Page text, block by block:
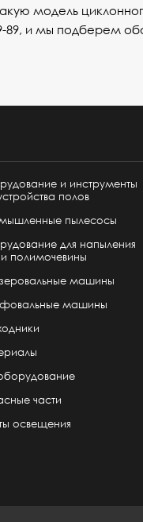
модель
89, и мы подберем
и инструменты
полов
пылесосы
для напыления
полимочевины
машины
машины
части
освещения